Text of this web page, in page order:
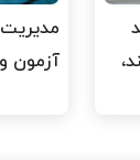
آزمون